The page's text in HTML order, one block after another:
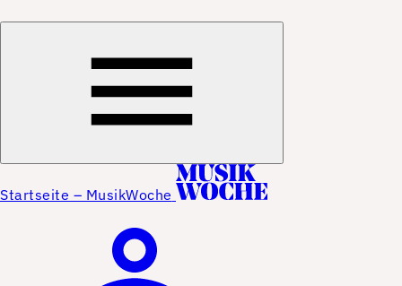
Startseite – MusikWoche